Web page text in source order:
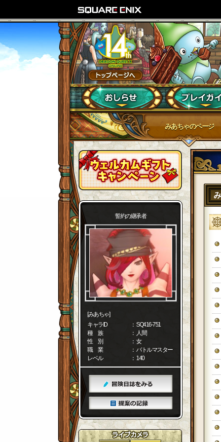
みあちゃのページ
誓約の継承者
[みあちゃ]
キャラID
： SQ416-751
種 族
： 人間
性 別
： 女
職 業
： バトルマスター
レベル
： 140